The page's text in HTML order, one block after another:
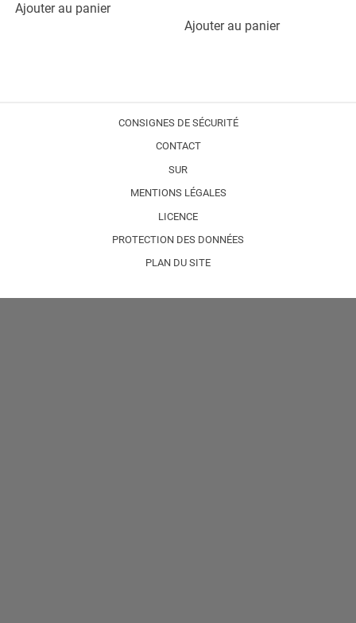
Ajouter au panier
Ajouter au panier
CONSIGNES DE SÉCURITÉ
CONTACT
SUR
MENTIONS LÉGALES
LICENCE
PROTECTION DES DONNÉES
PLAN DU SITE